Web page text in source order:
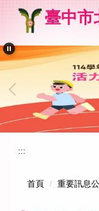
要
內
容
區
臺中市
:::
首頁 重要訊息